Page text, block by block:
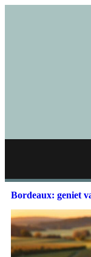
Bordeaux: geniet